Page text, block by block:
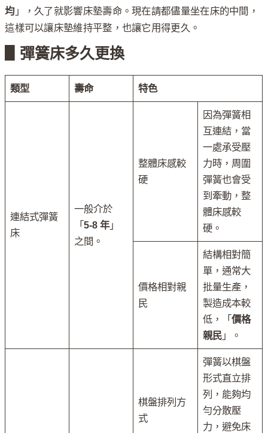
均 」，久了就影響床墊壽命。現在請都儘量坐在床的中間，
這樣可以讓床墊維持平整，也讓它用得更久。
▋彈簧床多久更換
類型 壽命 特色
連結式彈簧
床
一般介於
「5-8 年」
之間。
整體床感較
硬
因為彈簧相
互連結，當
一處承受壓
力時，周圍
彈簧也會受
到牽動，整
體床感較
硬。
價格相對親
民
結構相對簡
單，通常大
批量生產，
製造成本較
低，「價格
親民 」。
棋盤排列方
式
彈簧以棋盤
形式直立排
列，能夠均
勻分散壓
力，避免床